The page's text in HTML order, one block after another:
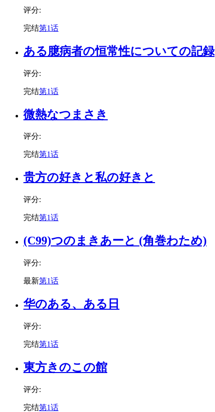
评分:
完结第1话
ある臆病者の恒常性についての記録
评分:
完结第1话
微熱なつまさき
评分:
完结第1话
贵方の好きと私の好きと
评分:
完结第1话
(C99)つのまきあーと (角巻わため)
评分:
最新第1话
华のある、ある日
评分:
完结第1话
東方きのこの館
评分:
完结第1话